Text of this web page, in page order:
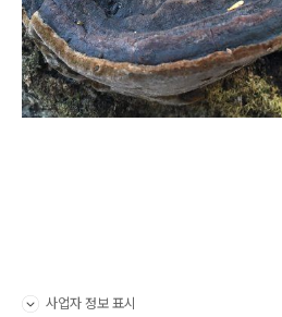
사업자 정보 표시